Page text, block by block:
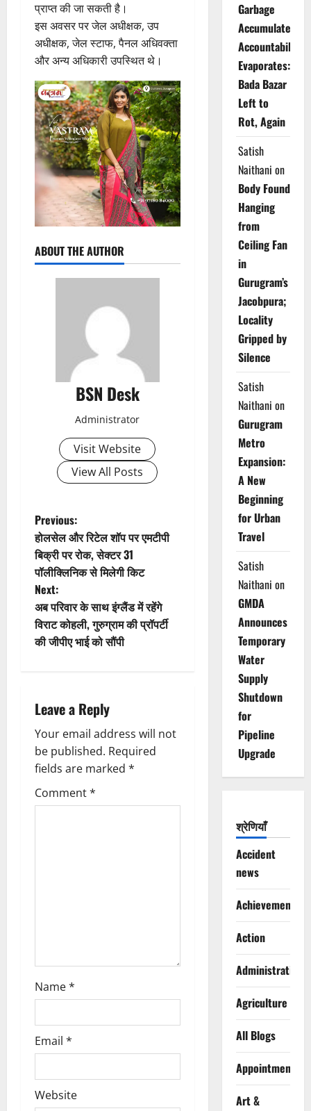
प्राप्त की जा सकती है।
इस अवसर पर जेल अधीक्षक, उप
अधीक्षक, जेल स्टाफ, पैनल अधिवक्ता
और अन्य अधिकारी उपस्थित थे।
ABOUT THE AUTHOR
BSN Desk
Administrator
Visit Website
View All Posts
P
o
s
t
n
v
i
g
a
t
Previous:
होलसेल और रिटेल शॉप पर एमटीपी
बिक्री पर रोक, सेक्टर 31
पॉलीक्लिनिक से मिलेगी किट
Next:
अब परिवार के साथ इंग्लैंड में रहेंगे
विराट कोहली, गुरुग्राम की प्रॉपर्टी
की जीपीए भाई को सौंपी
Leave a Reply
Your email address will not
be published. Required
fields are marked *
Comment*
Name*
Email *
Website
Garbage
Accumulates,
Accountability
Evaporates:
Bada Bazar
Left to
Rot, Again
Satish
Naithani on
Body Found
Hanging
from
Ceiling Fan
in
Gurugram’s
Jacobpura;
Locality
Gripped by
Silence
Satish
Naithani on
Gurugram
Metro
Expansion:
A New
Beginning
for Urban
Travel
Satish
Naithani on
GMDA
Announces
Temporary
Water
Supply
Shutdown
for
Pipeline
Upgrade
श्रेणियाँ
Accident
news
Achievements
Action
Administration
Agriculture
All Blogs
Appointments
Art &